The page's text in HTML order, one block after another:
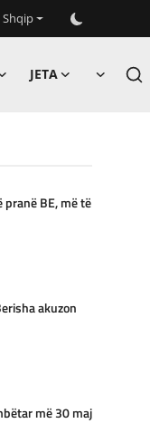
JETA
pranë BE, më të
akuzon
më 30 maj